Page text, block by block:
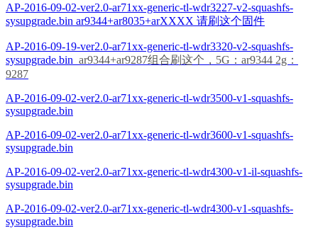
AP-2016-09-02-ver2.0-ar71xx-generic-tl-wdr3227-v2-squashfs-
sysupgrade.bin ar9344+ar8035+arXXXX 请刷这个固件
AP-2016-09-19-ver2.0-ar71xx-generic-tl-wdr3320-v2-squashfs-
sysupgrade.bin ar9344+ar9287组合刷这个 ，5G：ar9344 2g：
9287
AP-2016-09-02-ver2.0-ar71xx-generic-tl-wdr3500-v1-squashfs-
sysupgrade.bin
AP-2016-09-02-ver2.0-ar71xx-generic-tl-wdr3600-v1-squashfs-
sysupgrade.bin
AP-2016-09-02-ver2.0-ar71xx-generic-tl-wdr4300-v1-il-squashfs-
sysupgrade.bin
AP-2016-09-02-ver2.0-ar71xx-generic-tl-wdr4300-v1-squashfs-
sysupgrade.bin